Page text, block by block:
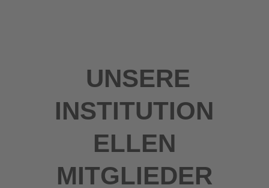
UNSERE
INSTITUTION
ELLEN
MITGLIEDER